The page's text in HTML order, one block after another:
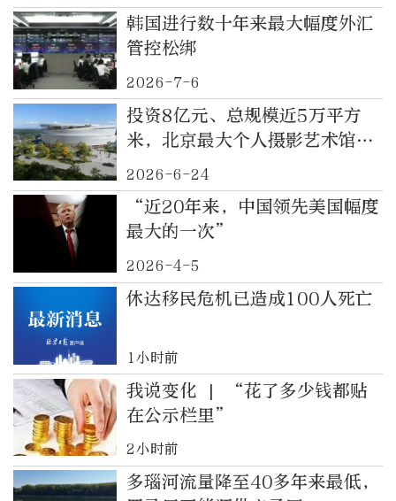
韩国进行数十年来最大幅度外汇
管控松绑
2026-7-6
投资8亿元、总规模近5万平方
米，北京最大个人摄影艺术馆将
落地顺义
2026-6-24
“近20年来，中国领先美国幅度
最大的一次”
2026-4-5
休达移民危机已造成100人死亡
1小时前
我说变化 | “花了多少钱都贴
在公示栏里”
2小时前
多瑙河流量降至40多年来最低，